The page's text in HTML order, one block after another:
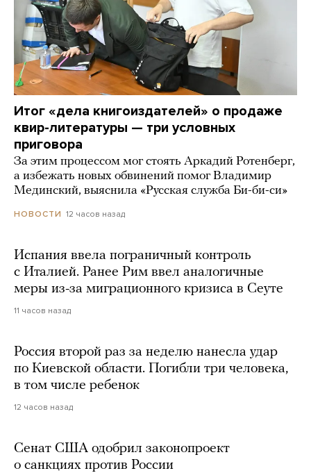
Итог «дела книгоиздателей» о продаже
квир-литературы — три условных
приговора
За этим процессом мог стоять Аркадий Ротенберг,
а избежать новых обвинений помог Владимир
Мединский, выяснила «Русская служба Би-би-си»
НОВОСТИ 12 часов назад
Испания ввела пограничный контроль
с Италией. Ранее Рим ввел аналогичные
меры из-за миграционного кризиса в Сеуте
11 часов назад
Россия второй раз за неделю нанесла удар
по Киевской области. Погибли три человека,
в том числе ребенок
12 часов назад
Сенат США одобрил законопроект
о санкциях против России